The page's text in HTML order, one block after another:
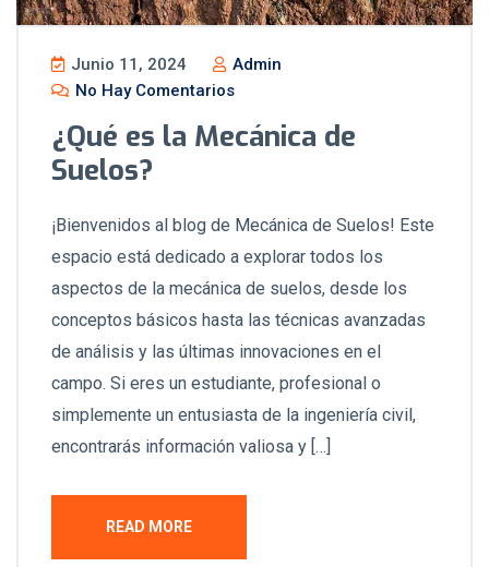
Junio 11, 2024
Admin
No Hay Comentarios
¿Qué es la Mecánica de
Suelos?
¡Bienvenidos al blog de Mecánica de Suelos! Este
espacio está dedicado a explorar todos los
aspectos de la mecánica de suelos, desde los
conceptos básicos hasta las técnicas avanzadas
de análisis y las últimas innovaciones en el
campo. Si eres un estudiante, profesional o
simplemente un entusiasta de la ingeniería civil,
encontrarás información valiosa y […]
READ MORE